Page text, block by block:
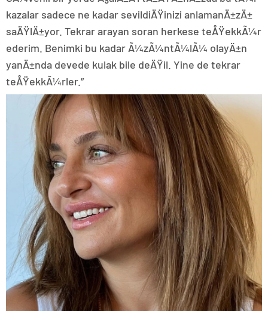
kazalar sadece ne kadar sevildiÄŸinizi anlamanÄ±zÄ±
saÄŸlÄ±yor. Tekrar arayan soran herkese teÅŸekkÃ¼r
ederim. Benimki bu kadar Ã¼zÃ¼ntÃ¼lÃ¼ olayÄ±n
yanÄ±nda devede kulak bile deÄŸil. Yine de tekrar
teÅŸekkÃ¼rler.”